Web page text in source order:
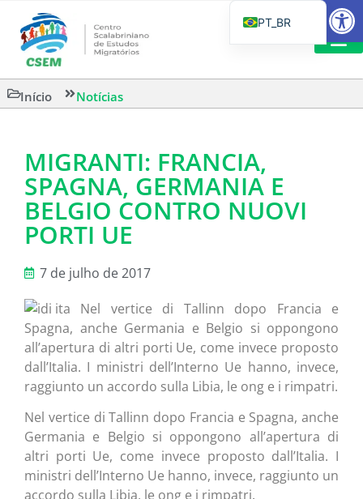
Início Notícias
MIGRANTI: FRANCIA,
SPAGNA, GERMANIA E
BELGIO CONTRO NUOVI
PORTI UE
7 de julho de 2017
Nel vertice di Tallinn dopo Francia e
Spagna, anche Germania e Belgio si oppongono
all’apertura di altri porti Ue, come invece proposto
dall’Italia. I ministri dell’Interno Ue hanno, invece,
raggiunto un accordo sulla Libia, le ong e i rimpatri.
Nel vertice di Tallinn dopo Francia e Spagna, anche
Germania e Belgio si oppongono all’apertura di
altri porti Ue, come invece proposto dall’Italia. I
ministri dell’Interno Ue hanno, invece, raggiunto un
accordo sulla Libia, le ong e i rimpatri.
PT_BR
IT